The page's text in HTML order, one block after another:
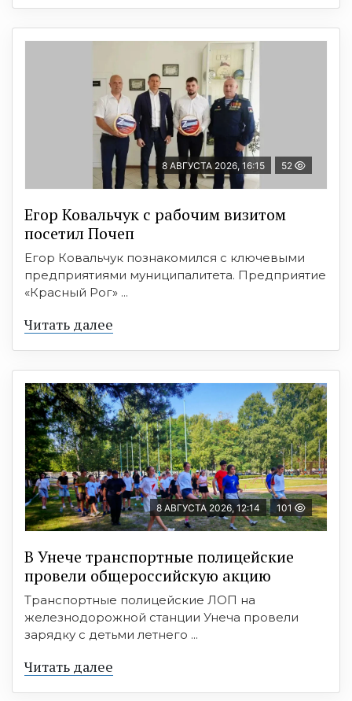
8 АВГУСТА 2026, 16:15 52
Егор Ковальчук с рабочим визитом
посетил Почеп
Егор Ковальчук познакомился с ключевыми
предприятиями муниципалитета. Предприятие
«Красный Рог» ...
Читать далее
8 АВГУСТА 2026, 12:14 101
В Унече транспортные полицейские
провели общероссийскую акцию
Транспортные полицейские ЛОП на
железнодорожной станции Унеча провели
зарядку с детьми летнего ...
Читать далее